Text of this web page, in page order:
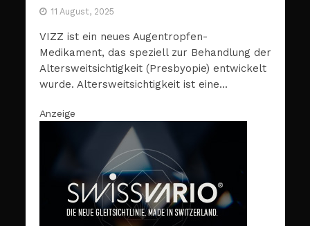
11 August, 2025
VIZZ ist ein neues Augentropfen-
Medikament, das speziell zur Behandlung der
Altersweitsichtigkeit (Presbyopie) entwickelt
wurde. Altersweitsichtigkeit ist eine...
Anzeige